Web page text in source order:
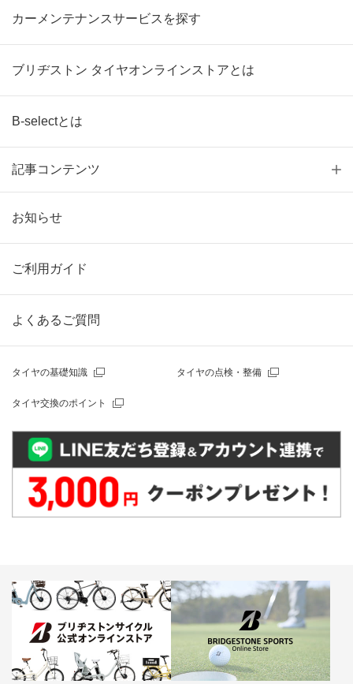
カーメンテナンスサービスを探す
ブリヂストン タイヤオンラインストアとは
B-selectとは
記事コンテンツ
お知らせ
ご利用ガイド
よくあるご質問
タイヤの基礎知識 タイヤの点検・整備
タイヤ交換のポイント